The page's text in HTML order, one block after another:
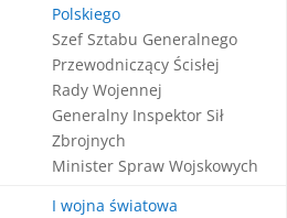
Polskiego
Szef Sztabu Generalnego
Przewodniczący Ścisłej
Rady Wojennej
Generalny Inspektor Sił
Zbrojnych
Minister Spraw Wojskowych
I wojna światowa